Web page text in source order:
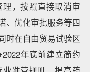
，按照直接取消审
、优化审批服务等四
时在自由贸易试验区
年底前建立简约